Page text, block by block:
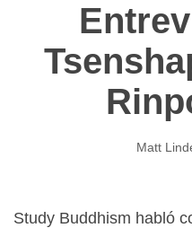
Matt
Study Buddhism habló